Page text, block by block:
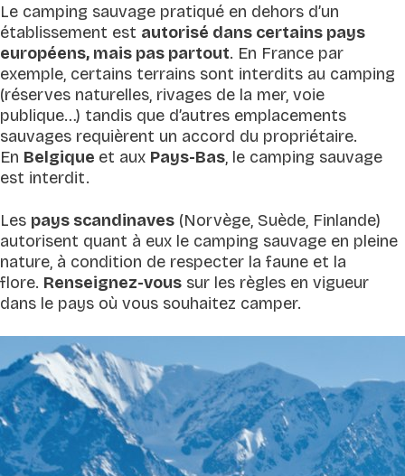
Le camping sauvage pratiqué en dehors d’un
établissement est autorisé dans certains pays
européens, mais pas partout. En France par
exemple, certains terrains sont interdits au camping
(réserves naturelles, rivages de la mer, voie
publique…) tandis que d’autres emplacements
sauvages requièrent un accord du propriétaire.
En Belgique et aux Pays-Bas, le camping sauvage
est interdit.
Les pays scandinaves (Norvège, Suède, Finlande)
autorisent quant à eux le camping sauvage en pleine
nature, à condition de respecter la faune et la
flore. Renseignez-vous sur les règles en vigueur
dans le pays où vous souhaitez camper.